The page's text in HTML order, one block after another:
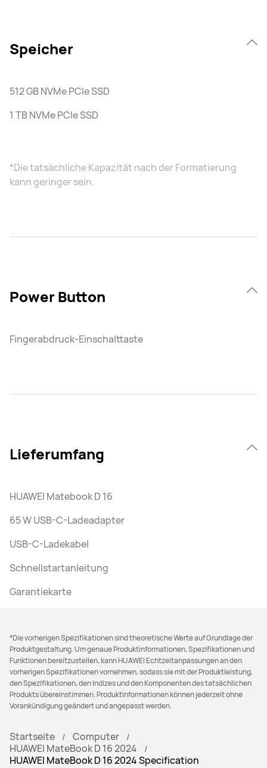
Speicher
512 GB NVMe PCIe SSD
1 TB NVMe PCIe SSD
*Die tatsächliche Kapazität nach der Formatierung
kann geringer sein.
Power Button
Fingerabdruck-Einschalttaste
Lieferumfang
HUAWEI Matebook D 16
65 W USB-C-Ladeadapter
USB-C-Ladekabel
Schnellstartanleitung
Garantiekarte
*Die vorherigen Spezifikationen sind theoretische Werte auf Grundlage der
Produktgestaltung. Um genaue Produktinformationen, Spezifikationen und
Funktionen bereitzustellen, kann HUAWEI Echtzeitanpassungen an den
vorherigen Spezifikationen vornehmen, sodass sie mit der Produktleistung,
den Spezifikationen, den Indizes und den Komponenten des tatsächlichen
Produkts übereinstimmen. Produktinformationen können jederzeit ohne
Vorankündigung geändert und angepasst werden.
Startseite
Computer
HUAWEI MateBook D 16 2024
HUAWEI MateBook D 16 2024 Specification